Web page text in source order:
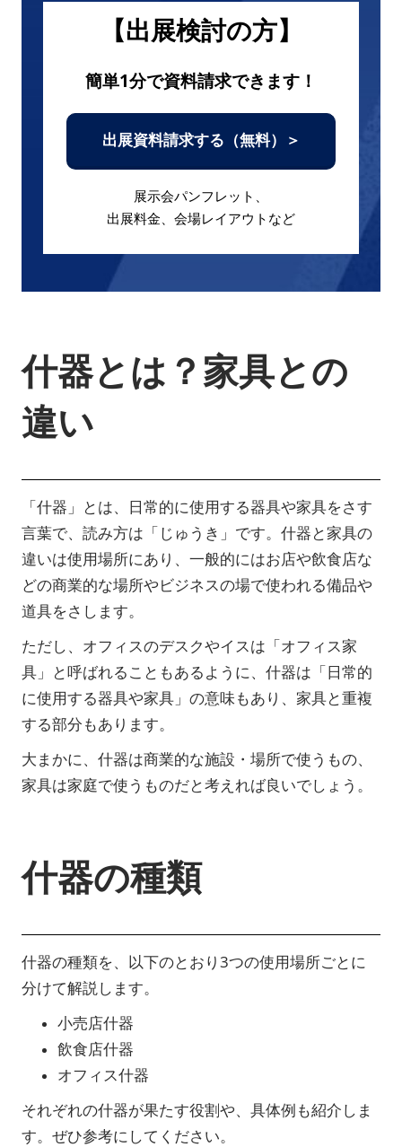
【出展検討の方】
簡単1分で資料請求できます！
出展資料請求する（無料）＞
展示会パンフレット、
出展料金、会場レイアウトなど
什器とは？家具との
違い
「什器」とは、日常的に使用する器具や家具をさす
言葉で、読み方は「じゅうき」です。什器と家具の
違いは使用場所にあり、一般的にはお店や飲食店な
どの商業的な場所やビジネスの場で使われる備品や
道具をさします。
ただし、オフィスのデスクやイスは「オフィス家
具」と呼ばれることもあるように、什器は「日常的
に使用する器具や家具」の意味もあり、家具と重複
する部分もあります。
大まかに、什器は商業的な施設・場所で使うもの、
家具は家庭で使うものだと考えれば良いでしょう。
什器の種類
什器の種類を、以下のとおり3つの使用場所ごとに
分けて解説します。
小売店什器
飲食店什器
オフィス什器
それぞれの什器が果たす役割や、具体例も紹介しま
す。ぜひ参考にしてください。